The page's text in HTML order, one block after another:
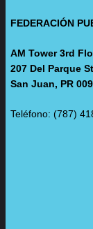
FEDERACIÓN
AM Tower 3rd
207 Del Parque
San Juan, PR
Teléfono: (787)